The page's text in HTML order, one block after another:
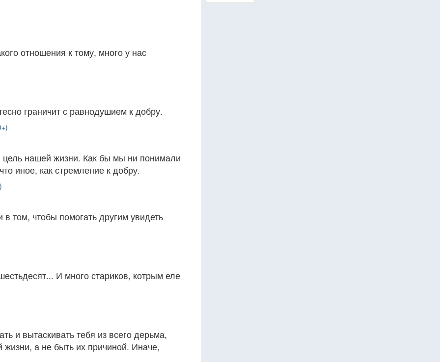
отношения к тому, много у нас
граничит с равнодушием к добру.
нашей жизни. Как бы мы ни понимали
иное, как стремление к добру.
том, чтобы помогать другим увидеть
И много стариков, котрым еле
и вытаскивать тебя из всего дерьма,
жизни, а не быть их причиной. Иначе,